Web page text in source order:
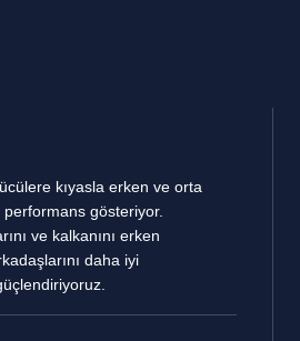
kıyasla erken ve orta
gösteriyor.
ve kalkanını erken
daha iyi